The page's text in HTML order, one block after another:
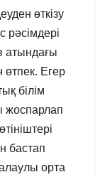
өткізу
рәсімдері
атындағы
өтпек. Егер
білім
жоспарлап
бастап
орта